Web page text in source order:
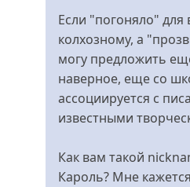
Если "погоняло" для
колхозному, а
могу предложить
наверное, еще со
ассоциируется с
известными
Как вам такой
Кароль? Мне